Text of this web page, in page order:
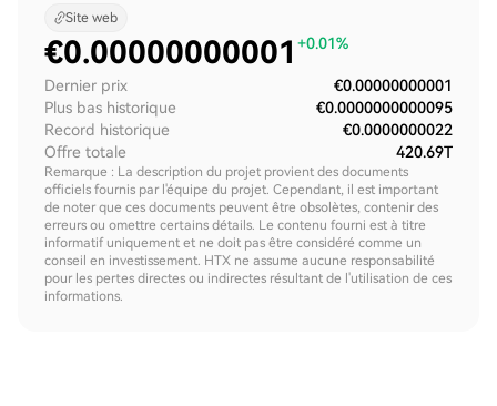
Site web
€0.00000000001 +0.01%
Dernier prix
€0.00000000001
Plus bas historique
€0.0000000000095
Record historique
€0.0000000022
Offre totale
420.69T
Remarque : La description du projet provient des documents
officiels fournis par l'équipe du projet. Cependant, il est important
de noter que ces documents peuvent être obsolètes, contenir des
erreurs ou omettre certains détails. Le contenu fourni est à titre
informatif uniquement et ne doit pas être considéré comme un
conseil en investissement. HTX ne assume aucune responsabilité
pour les pertes directes ou indirectes résultant de l'utilisation de ces
informations.